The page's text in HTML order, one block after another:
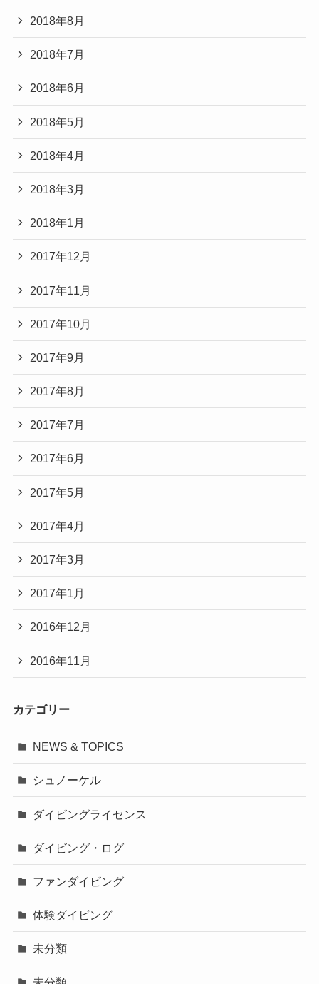
2018年8月
2018年7月
2018年6月
2018年5月
2018年4月
2018年3月
2018年1月
2017年12月
2017年11月
2017年10月
2017年9月
2017年8月
2017年7月
2017年6月
2017年5月
2017年4月
2017年3月
2017年1月
2016年12月
2016年11月
カテゴリー
NEWS & TOPICS
シュノーケル
ダイビングライセンス
ダイビング・ログ
ファンダイビング
体験ダイビング
未分類